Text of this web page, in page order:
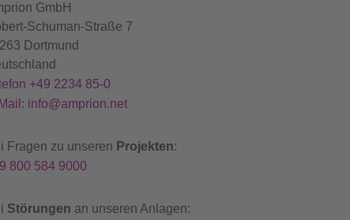
GmbH
Schuman-Straße 7
Dortmund
+49 2234 85-0
info@amprion.net
Fragen zu unseren Projekten:
800 584 9000
Störungen an unseren Anlagen: